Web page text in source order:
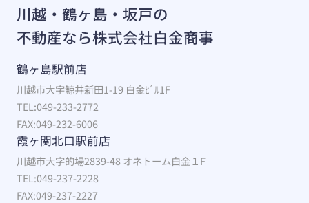
川越・鶴ヶ島・坂戸の
不動産なら株式会社白金商事
鶴ヶ島駅前店
川越市大字鯨井新田1-19 白金ﾋﾞﾙ1F
TEL:049-233-2772
FAX:049-232-6006
霞ヶ関北口駅前店
川越市大字的場2839-48 オネトーム白金１F
TEL:049-237-2228
FAX:049-237-2227